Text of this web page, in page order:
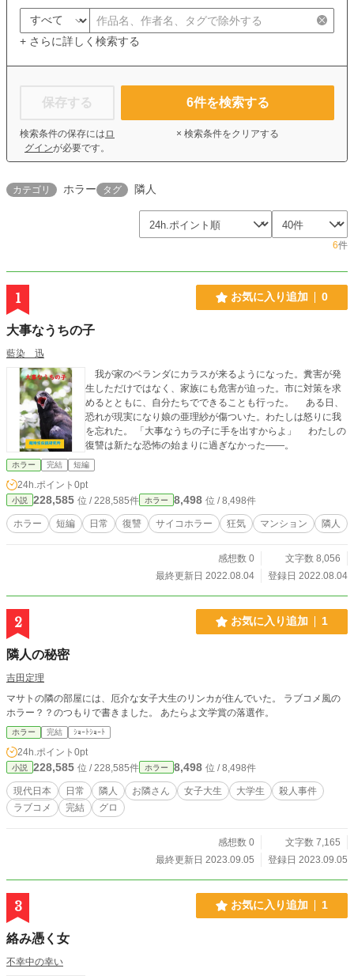
+ さらに詳しく検索する
保存する
検索条件の保存には ロ
グインが必要です。
6件を検索する
× 検索条件をクリアする
カテゴリ ホラー タグ 隣人
6件
1 お気に入り追加 0
大事なうちの子
藍染 迅
我が家のベランダにカラスが来るようになった。糞害が発
生しただけではなく、家族にも危害が迫った。市に対策を求
めるとともに、自分たちでできることも行った。 ある日、
恐れが現実になり娘の亜理紗が傷ついた。わたしは怒りに我
を忘れた。 「大事なうちの子に手を出すからよ」 わたしの
復讐は新たな恐怖の始まりに過ぎなかった――。
ホラー 完結 短編
24h.ポイント 0pt
小説 228,585 位 / 228,585件 ホラー 8,498 位 / 8,498件
ホラー 短編 日常 復讐 サイコホラー 狂気 マンション 隣人
感想数 0
文字数 8,056
最終更新日 2022.08.04
登録日 2022.08.04
2 お気に入り追加 1
隣人の秘密
吉田定理
マサトの隣の部屋には、厄介な女子大生のリンカが住んでいた。 ラブコメ風の
ホラー？？のつもりで書きました。 あたらよ文学賞の落選作。
ホラー 完結 ｼｮｰﾄｼｮｰﾄ
24h.ポイント 0pt
小説 228,585 位 / 228,585件 ホラー 8,498 位 / 8,498件
現代日本 日常 隣人 お隣さん 女子大生 大学生
殺人事件
ラブコメ
完結 グロ
感想数 0
文字数 7,165
最終更新日 2023.09.05
登録日 2023.09.05
3 お気に入り追加 1
絡み憑く女
不幸中の幸い